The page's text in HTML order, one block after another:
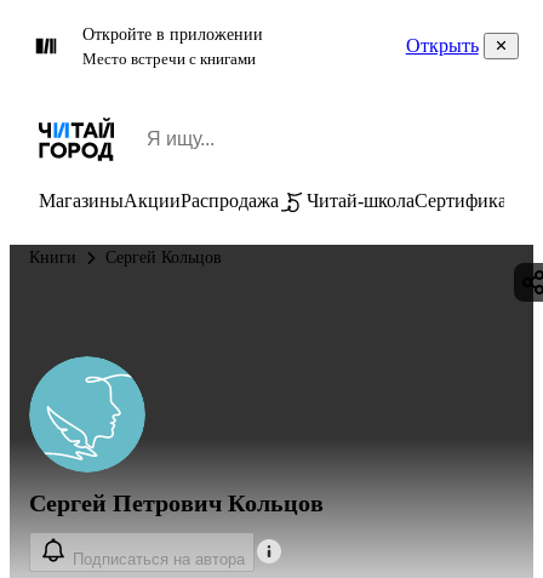
Откройте в приложении
Место встречи с книгами
Открыть
МагазиныАкцииРаспродажа Читай-школаСертификаты
Книги Сергей Кольцов
Сергей Петрович Кольцов
Подписаться на автора